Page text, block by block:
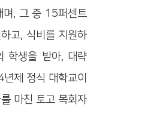
며, 그 중 15퍼센트
고, 식비를 지원하
학생을 받아, 대략
제 정식 대학교이
마친 토고 목회자